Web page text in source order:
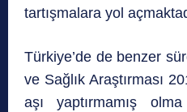
tartışmalara yol
Türkiye’de de benzer
ve Sağlık Araştırması
aşı yaptırmamış